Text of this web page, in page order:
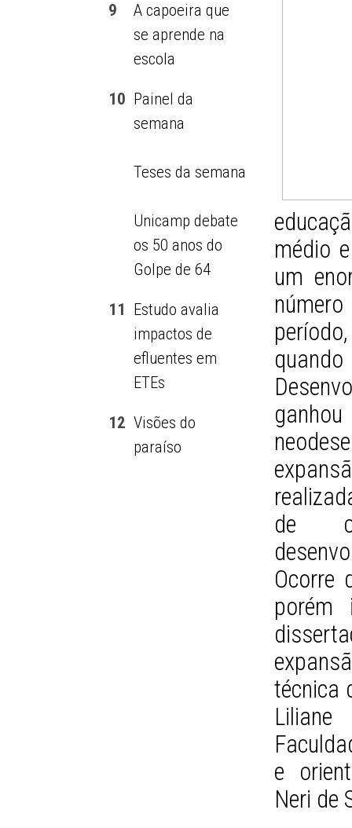
9
A capoeira que
se aprende na
escola
10 Painel da
semana
Teses da semana
Unicamp debate
os 50 anos do
Golpe de 64
11 Estudo avalia
impactos de
efluentes em
ETEs
12 Visões do
paraíso
médio
um
de
Ocorre
porém
técnica
e
Neri de